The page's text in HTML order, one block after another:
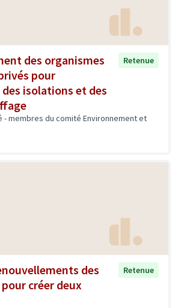
des organismes
pour
isolations et des
Retenue
- membres du comité Environnement et
des
créer deux
Retenue